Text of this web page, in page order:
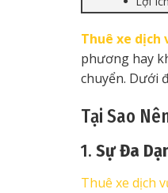
Thuê xe dịch
phương hay
chuyển. Dưới
Tại Sao
1. Sự Đa
Thuê xe dịch